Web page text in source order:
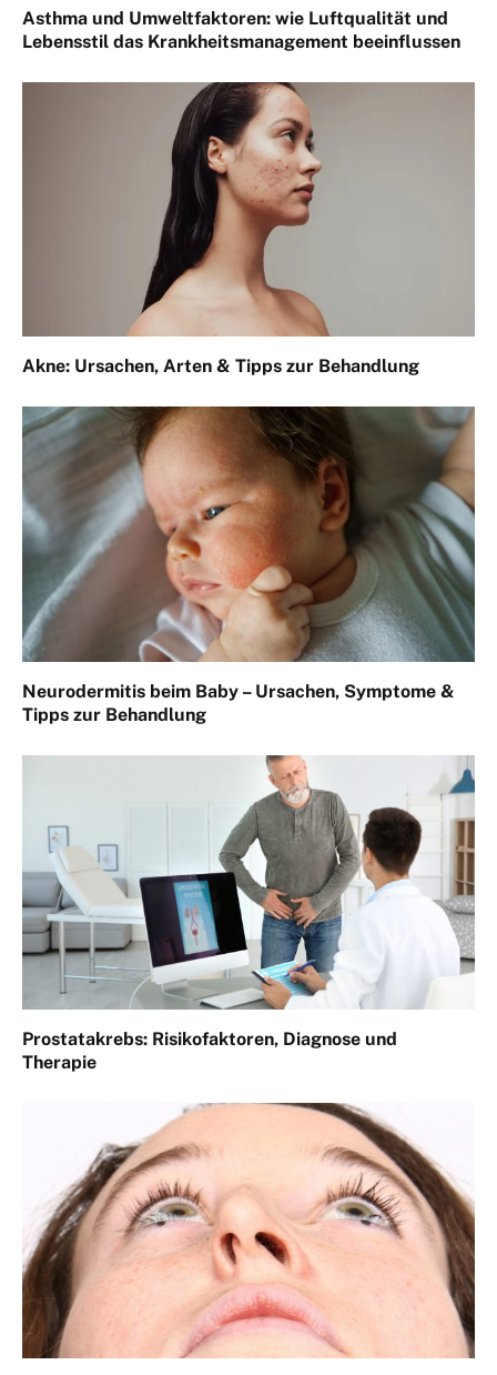
Asthma und Umweltfaktoren: wie Luftqualität und
Lebensstil das Krankheitsmanagement beeinflussen
Akne: Ursachen, Arten & Tipps zur Behandlung
Neurodermitis beim Baby – Ursachen, Symptome &
Tipps zur Behandlung
Prostatakrebs: Risikofaktoren, Diagnose und
Therapie